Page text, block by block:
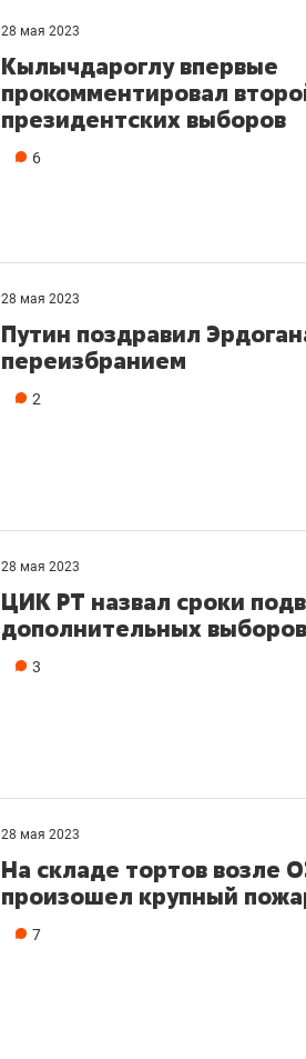
28 мая 2023
Кылычдароглу впервые
прокомментировал
президентских выборов
6
28 мая 2023
Путин поздравил
переизбранием
2
28 мая 2023
ЦИК РТ назвал сроки
дополнительных выборов
3
28 мая 2023
На складе тортов возле
произошел крупный
7